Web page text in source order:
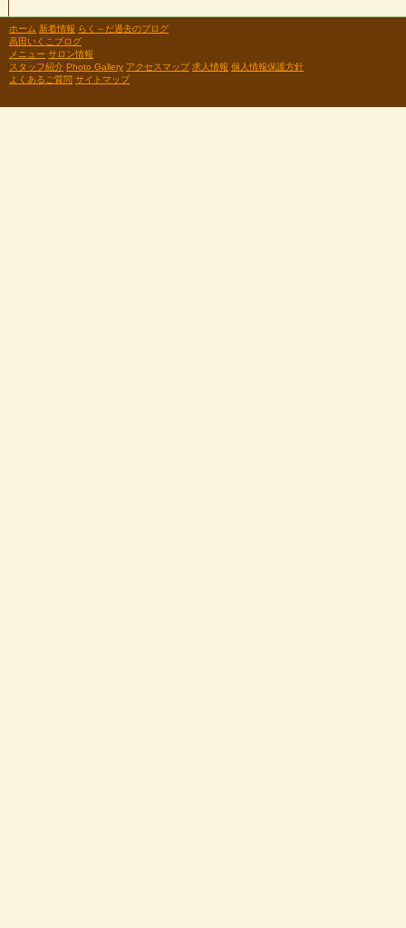
ホーム 新着情報 らく～だ過去のブログ
高田いくこブログ
メニュー サロン情報
スタッフ紹介 Photo Gallery アクセスマップ 求人情報 個人情報保護方針
よくあるご質問 サイトマップ